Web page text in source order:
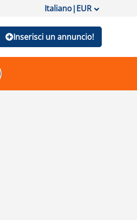
Italiano|EUR
Inserisci un annuncio!